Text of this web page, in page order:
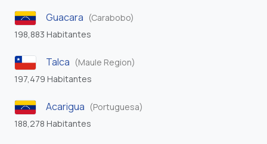
Guacara (Carabobo)
198,883 Habitantes
Talca (Maule Region)
197,479 Habitantes
Acarigua (Portuguesa)
188,278 Habitantes